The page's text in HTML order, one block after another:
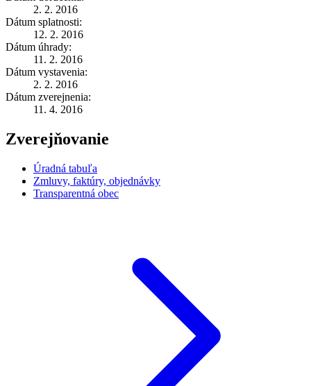
2. 2. 2016
Dátum splatnosti:
12. 2. 2016
Dátum úhrady:
11. 2. 2016
Dátum vystavenia:
2. 2. 2016
Dátum zverejnenia:
11. 4. 2016
Zverejňovanie
Úradná tabuľa
Zmluvy, faktúry, objednávky
Transparentná obec